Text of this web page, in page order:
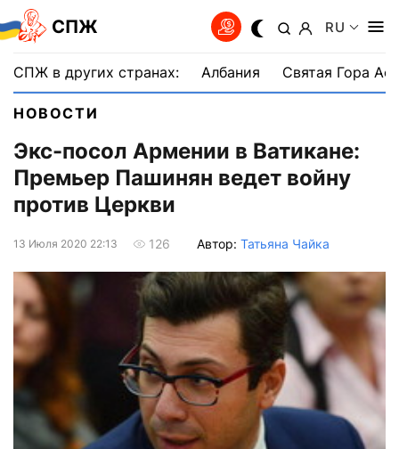
СПЖ RU
СПЖ в других странах: Албания Святая Гора
НОВОСТИ
Экс-посол Армении в Ватикане:
Премьер Пашинян ведет войну
против Церкви
13 Июля 2020 22:13 126 Автор: Татьяна Чайка